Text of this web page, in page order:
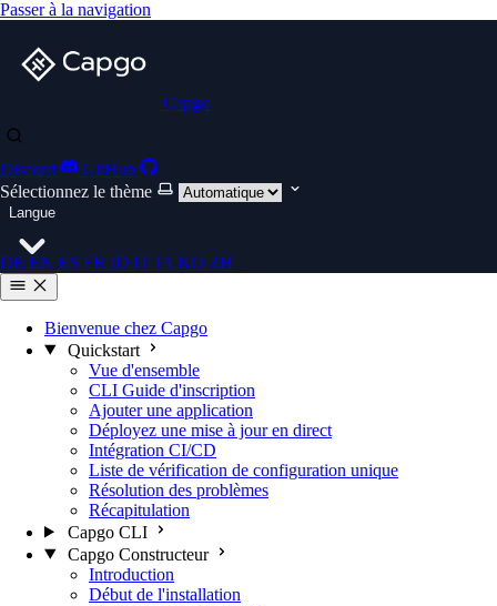
Passer à la navigation
Capgo
Discord
GitHub
Sélectionnez le thème
Langue
DE EN ES FR ID IT JA KO ZH
Bienvenue chez Capgo
Quickstart
Vue d'ensemble
CLI Guide d'inscription
Ajouter une application
Déployez une mise à jour en direct
Intégration CI/CD
Liste de vérification de configuration unique
Résolution des problèmes
Récapitulation
Capgo CLI
Capgo Constructeur
Introduction
Début de l'installation